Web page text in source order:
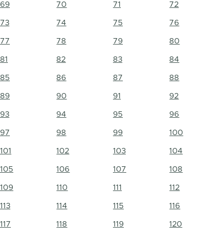
69 70 71 72
73 74 75 76
77 78 79 80
81 82 83 84
85 86 87 88
89 90 91 92
93 94 95 96
97 98 99 100
101 102 103 104
105 106 107 108
109 110 111 112
113 114 115 116
117 118 119 120